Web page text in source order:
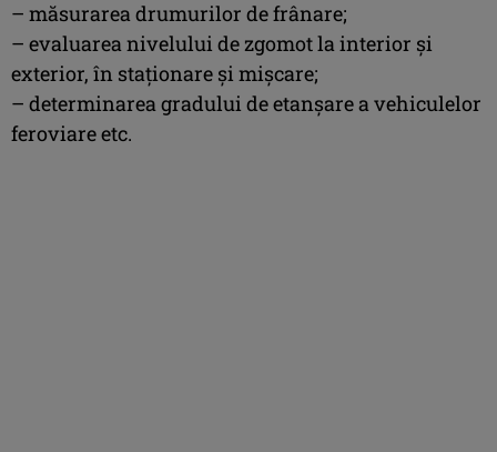
– măsurarea drumurilor de frânare;
– evaluarea nivelului de zgomot la interior și
exterior, în staționare și mișcare;
– determinarea gradului de etanșare a vehiculelor
feroviare etc.